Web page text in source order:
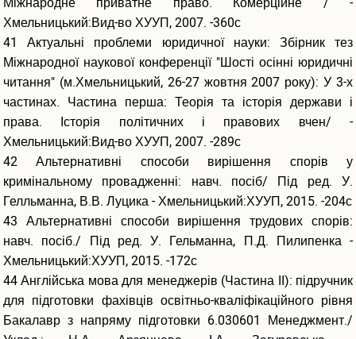
Хмельницький:Вид-во ХУУП, 2007. -360с
41 Актуальні проблеми юридичної науки: Збірник тез
Міжнародної наукової конференції "Шості осінні юридичні
читання" (м.Хмельницький, 26-27 жовтня 2007 року): У 3-х
частинах. Частина перша: Теорія та історія держави і
права. Історія політичних і правових вчен/ -
Хмельницький:Вид-во ХУУП, 2007. -289с
42 Альтернативні способи вирішення спорів у
кримінальному провадженні: навч. посіб/ Під ред. У.
Гелльманна, В.В. Луцика - Хмельницький:ХУУП, 2015. -204с
43 Альтернативні способи вирішення трудових спорів:
навч. посіб./ Під ред. У. Гельманна, П.Д. Пилипенка -
Хмельницький:ХУУП, 2015. -172с
44 Англійська мова для менеджерів (Частина ІІ): підручник
для підготовки фахівців освітньо-кваліфікаційного рівня
Бакалавр з напряму підготовки 6.030601 Менеджмент./